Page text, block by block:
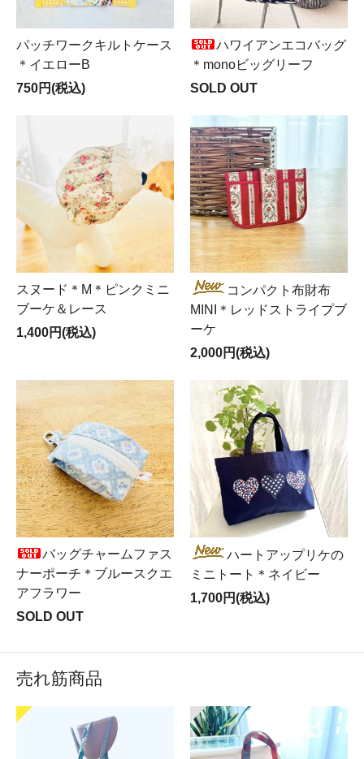
パッチワークキルトケース
＊イエローB
750円(税込)
ハワイアンエコバッグ
＊monoビッグリーフ
SOLD OUT
スヌード＊M＊ピンクミニ
ブーケ＆レース
1,400円(税込)
コンパクト布財布
MINI＊レッドストライプブ
ーケ
2,000円(税込)
バッグチャームファス
ナーポーチ＊ブルースクエ
アフラワー
SOLD OUT
ハートアップリケの
ミニトート＊ネイビー
1,700円(税込)
売れ筋商品